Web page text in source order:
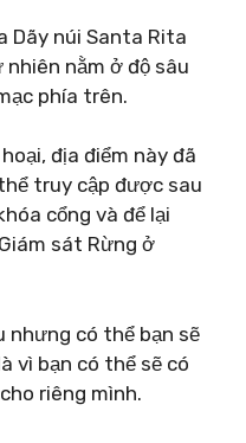
Dãy núi Santa Rita
nằm ở độ sâu
phía trên.
địa điểm này đã
truy cập được sau
cổng và để lại
sát Rừng ở
nhưng có thể bạn sẽ
vì bạn có thể sẽ có
riêng mình.